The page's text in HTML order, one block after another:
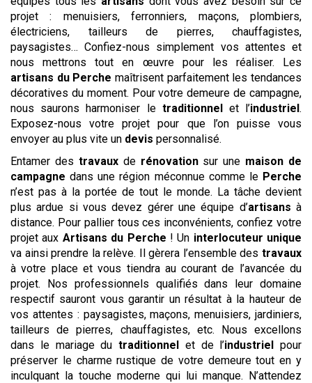
projet : menuisiers, ferronniers, maçons, plombiers,
électriciens, tailleurs de pierres, chauffagistes,
paysagistes… Confiez-nous simplement vos attentes et
nous mettrons tout en œuvre pour les réaliser. Les
artisans du Perche maîtrisent parfaitement les tendances
décoratives du moment. Pour votre demeure de campagne,
nous saurons harmoniser le traditionnelet l’industriel.
Exposez-nous votre projet pour que l’on puisse vous
envoyer au plus vite un devis personnalisé.
Entamer des travauxde rénovationsur une maison de
campagne dans une région méconnue comme le Perche
n’est pas à la portée de tout le monde. La tâche devient
plus ardue si vous devez gérer une équipe d’artisans à
distance. Pour pallier tous ces inconvénients, confiez votre
projet aux Artisans du Perche ! Un interlocuteur unique
va ainsi prendre la relève. Il gèrera l’ensemble des travaux
à votre place et vous tiendra au courant de l’avancée du
projet. Nos professionnels qualifiés dans leur domaine
respectif sauront vous garantir un résultat à la hauteur de
vos attentes : paysagistes, maçons, menuisiers, jardiniers,
tailleurs de pierres, chauffagistes, etc. Nous excellons
dans le mariage du traditionnel et de l’industriel pour
préserver le charme rustique de votre demeure tout en y
inculquant la touche moderne qui lui manque. N’attendez